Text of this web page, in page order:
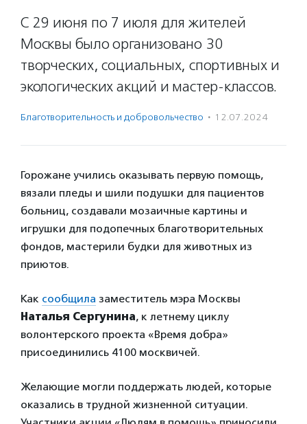
С 29 июня по 7 июля для жителей
Москвы было организовано 30
творческих, социальных, спортивных и
экологических акций и мастер-классов.
Благотвори­тель­ность и доброволь­чест­во · 12.07.2024
Горожане учились оказывать первую помощь,
вязали пледы и шили подушки для пациентов
больниц, создавали мозаичные картины и
игрушки для подопечных благотворительных
фондов, мастерили будки для животных из
приютов.
Как сообщила заместитель мэра Москвы
Наталья Сергунина, к летнему циклу
волонтерского проекта «Время добра»
присоединились 4100 москвичей.
Желающие могли поддержать людей, которые
оказались в трудной жизненной ситуации.